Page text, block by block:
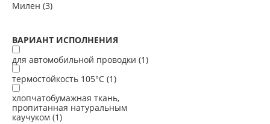
Милен (3)
ВАРИАНТ ИСПОЛНЕНИЯ
для автомобильной проводки (1)
термостойкость 105°С (1)
хлопчатобумажная ткань,
пропитанная натуральным
каучуком (1)